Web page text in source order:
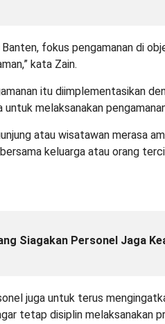
fokus pengamanan di
kata Zain.
itu diimplementasikan
melaksanakan
atau wisatawan merasa
keluarga atau orang
Siagakan Personel Jaga
juga untuk terus
tetap disiplin melaksanakan